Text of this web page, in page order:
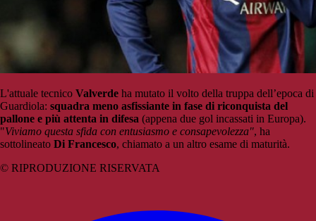
L'attuale tecnico Valverde ha mutato il volto della truppa dell’epoca di
Guardiola: squadra meno asfissiante in fase di riconquista del
pallone e più attenta in difesa (appena due gol incassati in Europa).
"Viviamo questa sfida con entusiasmo e consapevolezza", ha
sottolineato Di Francesco, chiamato a un altro esame di maturità.
© RIPRODUZIONE RISERVATA